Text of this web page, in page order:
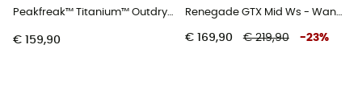
Peakfreak™ Titanium™ Outdry™ Mid - Wandelschoenen - Dames
€ 159,90
Renegade GTX Mid Ws - Wandelschoenen - Dames
€ 169,90 € 219,90 -23%